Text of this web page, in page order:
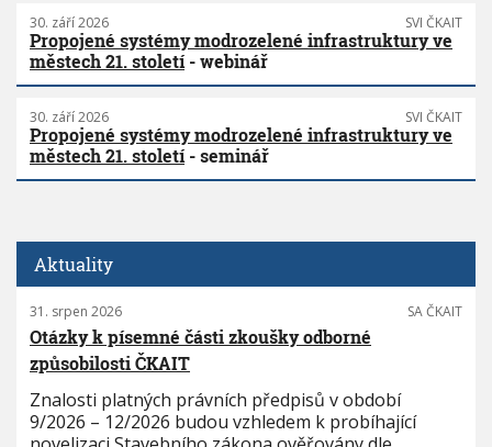
30. září 2026 SVI ČKAIT
Propojené systémy modrozelené infrastruktury ve
městech 21. století- webinář
30. září 2026 SVI ČKAIT
Propojené systémy modrozelené infrastruktury ve
městech 21. století- seminář
Aktuality
31. srpen 2026 SA ČKAIT
Otázky k písemné části zkoušky odborné
způsobilosti ČKAIT
Znalosti platných právních předpisů v období
9/2026 – 12/2026 budou vzhledem k probíhající